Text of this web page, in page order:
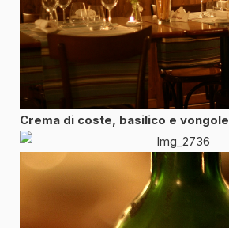
Crema di coste, basilico e vongole